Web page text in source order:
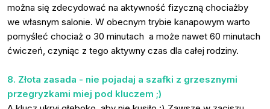
można się zdecydować na aktywność fizyczną chociażby
we własnym salonie. W obecnym trybie kanapowym warto
pomyśleć chociaż o 30 minutach a może nawet 60 minutach
ćwiczeń, czyniąc z tego aktywny czas dla całej rodziny.
8. Złota zasada - nie pojadaj a szafki z grzesznymi
przegryzkami miej pod kluczem ;)